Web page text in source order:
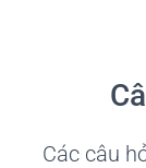
Các câu